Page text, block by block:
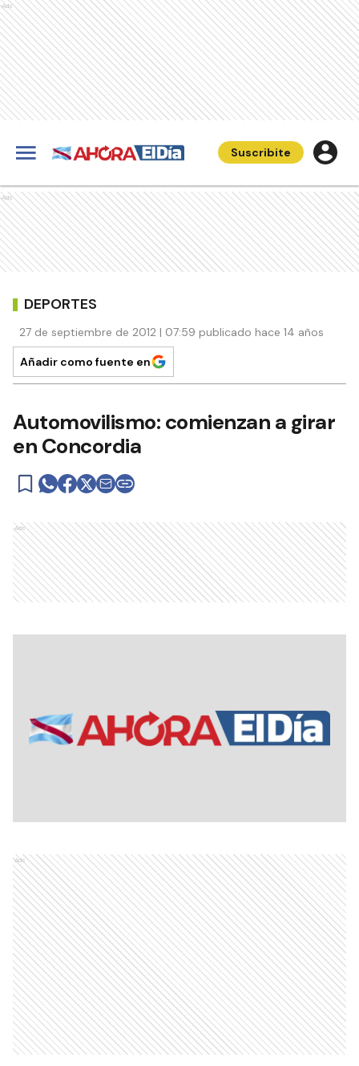
Ads
Suscribite
Ads
DEPORTES
27 de septiembre de 2012 | 07:59 publicado hace 14 años
Añadir como fuente en
Automovilismo: comienzan a girar
en Concordia
Ads
Ads